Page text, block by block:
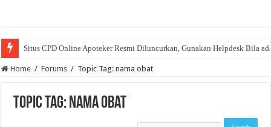
Situs CPD Online Apoteker Resmi Diluncurkan, Gunakan Helpdesk Bila
Home / Forums / Topic Tag: nama obat
Topic Tag: nama obat